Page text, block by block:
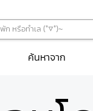
ค้นหาจาก